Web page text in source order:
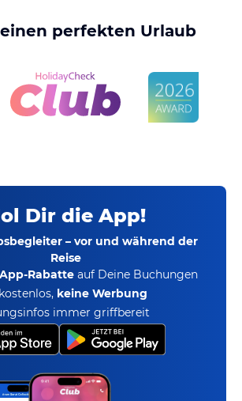
perfekten Urlaub
Dir die App!
– vor und während der
Reise
Rabatte auf Deine Buchungen
keine Werbung
immer griffbereit